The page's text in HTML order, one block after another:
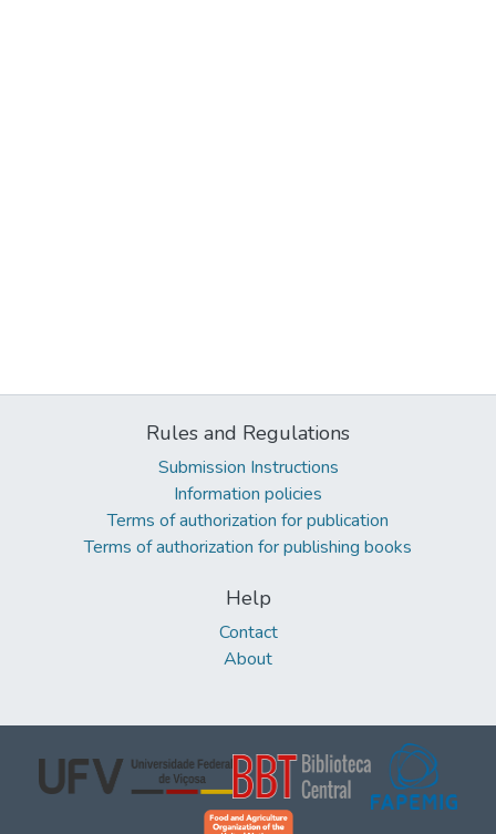
Rules and Regulations
Submission Instructions
Information policies
Terms of authorization for publication
Terms of authorization for publishing books
Help
Contact
About